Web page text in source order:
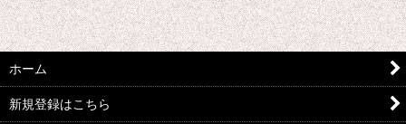
ホーム
新規登録はこちら